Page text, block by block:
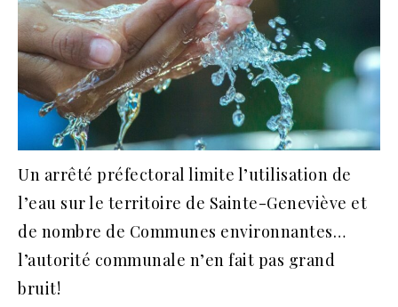
Un arrêté préfectoral limite l’utilisation de
l’eau sur le territoire de Sainte-Geneviève et
de nombre de Communes environnantes…
l’autorité communale n’en fait pas grand
bruit!